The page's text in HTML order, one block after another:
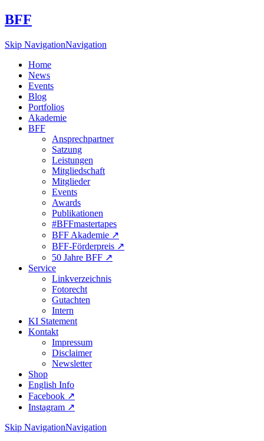
BFF
Skip NavigationNavigation
Home
News
Events
Blog
Portfolios
Akademie
BFF
Ansprechpartner
Satzung
Leistungen
Mitgliedschaft
Mitglieder
Events
Awards
Publikationen
#BFFmastertapes
BFF Akademie ↗︎
BFF-Förderpreis ↗︎
50 Jahre BFF ↗︎
Service
Linkverzeichnis
Fotorecht
Gutachten
Intern
KI Statement
Kontakt
Impressum
Disclaimer
Newsletter
Shop
English Info
Facebook ↗︎
Instagram ↗︎
Skip NavigationNavigation